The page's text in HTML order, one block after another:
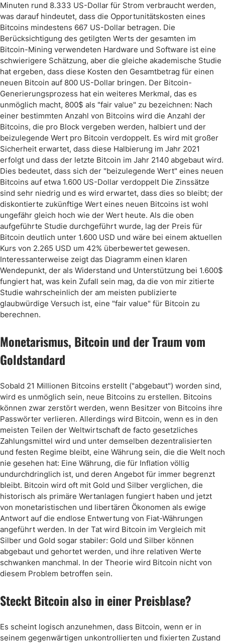
Minuten rund 8.333 US-Dollar für Strom verbraucht werden,
was darauf hindeutet, dass die Opportunitätskosten eines
Bitcoins mindestens 667 US-Dollar betragen. Die
Berücksichtigung des getilgten Werts der gesamten im
Bitcoin-Mining verwendeten Hardware und Software ist eine
schwierigere Schätzung, aber die gleiche akademische Studie
hat ergeben, dass diese Kosten den Gesamtbetrag für einen
neuen Bitcoin auf 800 US-Dollar bringen. Der Bitcoin-
Generierungsprozess hat ein weiteres Merkmal, das es
unmöglich macht, 800$ als "fair value" zu bezeichnen: Nach
einer bestimmten Anzahl von Bitcoins wird die Anzahl der
Bitcoins, die pro Block vergeben werden, halbiert und der
beizulegende Wert pro Bitcoin verdoppelt. Es wird mit großer
Sicherheit erwartet, dass diese Halbierung im Jahr 2021
erfolgt und dass der letzte Bitcoin im Jahr 2140 abgebaut wird.
Dies bedeutet, dass sich der "beizulegende Wert" eines neuen
Bitcoins auf etwa 1.600 US-Dollar verdoppelt Die Zinssätze
sind sehr niedrig und es wird erwartet, dass dies so bleibt; der
diskontierte zukünftige Wert eines neuen Bitcoins ist wohl
ungefähr gleich hoch wie der Wert heute. Als die oben
aufgeführte Studie durchgeführt wurde, lag der Preis für
Bitcoin deutlich unter 1.600 USD und wäre bei einem aktuellen
Kurs von 2.265 USD um 42% überbewertet gewesen.
Interessanterweise zeigt das Diagramm einen klaren
Wendepunkt, der als Widerstand und Unterstützung bei 1.600$
fungiert hat, was kein Zufall sein mag, da die von mir zitierte
Studie wahrscheinlich der am meisten publizierte
glaubwürdige Versuch ist, eine "fair value" für Bitcoin zu
berechnen.
Monetarismus, Bitcoin und der Traum vom
Goldstandard
Sobald 21 Millionen Bitcoins erstellt ("abgebaut") worden sind,
wird es unmöglich sein, neue Bitcoins zu erstellen. Bitcoins
können zwar zerstört werden, wenn Besitzer von Bitcoins ihre
Passwörter verlieren. Allerdings wird Bitcoin, wenn es in den
meisten Teilen der Weltwirtschaft de facto gesetzliches
Zahlungsmittel wird und unter demselben dezentralisierten
und festen Regime bleibt, eine Währung sein, die die Welt noch
nie gesehen hat: Eine Währung, die für Inflation völlig
undurchdringlich ist, und deren Angebot für immer begrenzt
bleibt. Bitcoin wird oft mit Gold und Silber verglichen, die
historisch als primäre Wertanlagen fungiert haben und jetzt
von monetaristischen und libertären Ökonomen als ewige
Antwort auf die endlose Entwertung von Fiat-Währungen
angeführt werden. In der Tat wird Bitcoin im Vergleich mit
Silber und Gold sogar stabiler: Gold und Silber können
abgebaut und gehortet werden, und ihre relativen Werte
schwanken manchmal. In der Theorie wird Bitcoin nicht von
diesem Problem betroffen sein.
Steckt Bitcoin also in einer Preisblase?
Es scheint logisch anzunehmen, dass Bitcoin, wenn er in
seinem gegenwärtigen unkontrollierten und fixierten Zustand